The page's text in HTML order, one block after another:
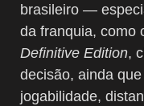
brasileiro —
da franquia, como
Definitive Edition,
decisão, ainda
jogabilidade,